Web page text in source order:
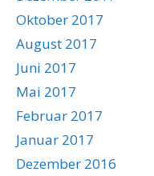
Oktober 2017
August 2017
Juni 2017
Mai 2017
Februar 2017
Januar 2017
Dezember 2016